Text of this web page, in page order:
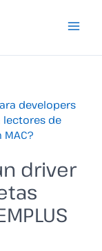
developers
lectores de
MAC?
driver